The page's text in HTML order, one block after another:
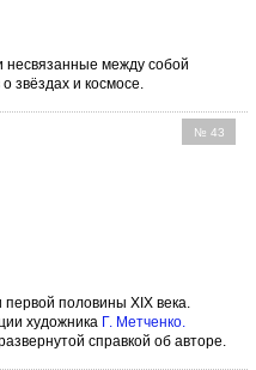
между собой
звёздах и космосе.
№ 43
первой половины XIX века.
художника Г. Метченко.
справкой об авторе.